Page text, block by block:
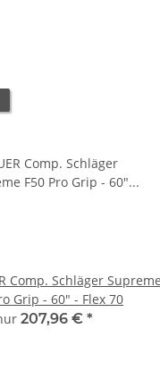
Comp. Schläger Supreme
Grip - 60" - Flex 70
207,96 € *